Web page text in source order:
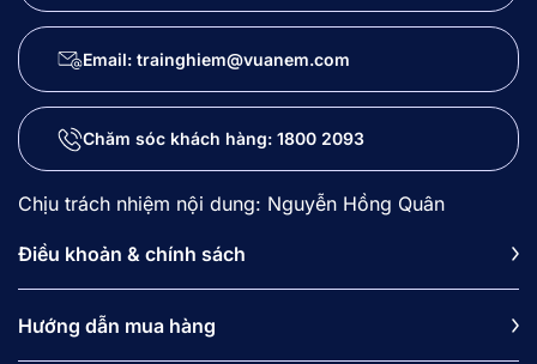
Email: trainghiem@vuanem.com
Chăm sóc khách hàng: 1800 2093
Chịu trách nhiệm nội dung: Nguyễn Hồng Quân
Điều khoản & chính sách
Hướng dẫn mua hàng